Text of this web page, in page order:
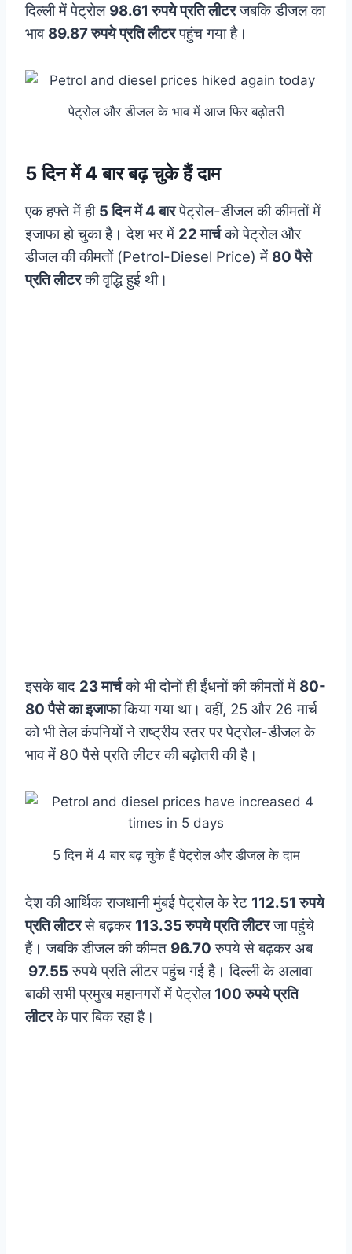
दिल्ली में पेट्रोल 98.61 रुपये प्रति लीटरजबकि डीजल का
भाव 89.87 रुपये प्रति लीटरपहुंच गया है।
पेट्रोल और डीजल के भाव में आज फिर बढ़ोतरी
5 दिन में 4 बार बढ़ चुके हैं दाम
एक हफ्ते में ही 5 दिन में 4 बारपेट्रोल-डीजल की कीमतों में
इजाफा हो चुका है। देश भर में 22 मार्चको पेट्रोल और
डीजल की कीमतों (Petrol-Diesel Price) में 80 पैसे
प्रति लीटरकी वृद्धि हुई थी।
इसके बाद 23 मार्चको भी दोनों ही ईंधनों की कीमतों में 80-
80 पैसे का इजाफाकिया गया था। वहीं, 25 और 26 मार्च
को भी तेल कंपनियों ने राष्ट्रीय स्तर पर पेट्रोल-डीजल के
भाव में 80 पैसे प्रति लीटर की बढ़ोतरी की है।
5 दिन में 4 बार बढ़ चुके हैं पेट्रोल और डीजल के दाम
देश की आर्थिक राजधानी मुंबई पेट्रोल के रेट 112.51 रुपये
प्रति लीटरसे बढ़कर 113.35 रुपये प्रति लीटरजा पहुंचे
हैं। जबकि डीजल की कीमत 96.70 रुपये से बढ़कर अब
97.55 रुपये प्रति लीटर पहुंच गई है। दिल्ली के अलावा
बाकी सभी प्रमुख महानगरों में पेट्रोल 100 रुपये प्रति
लीटरके पार बिक रहा है।